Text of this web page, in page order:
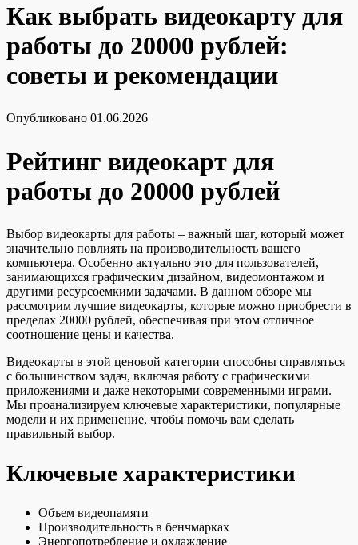
Как выбрать видеокарту для
работы до 20000 рублей:
советы и рекомендации
Опубликовано 01.06.2026
Рейтинг видеокарт для
работы до 20000 рублей
Выбор видеокарты для работы – важный шаг, который может
значительно повлиять на производительность вашего
компьютера. Особенно актуально это для пользователей,
занимающихся графическим дизайном, видеомонтажом и
другими ресурсоемкими задачами. В данном обзоре мы
рассмотрим лучшие видеокарты, которые можно приобрести в
пределах 20000 рублей, обеспечивая при этом отличное
соотношение цены и качества.
Видеокарты в этой ценовой категории способны справляться
с большинством задач, включая работу с графическими
приложениями и даже некоторыми современными играми.
Мы проанализируем ключевые характеристики, популярные
модели и их применение, чтобы помочь вам сделать
правильный выбор.
Ключевые характеристики
Объем видеопамяти
Производительность в бенчмарках
Энергопотребление и охлаждение